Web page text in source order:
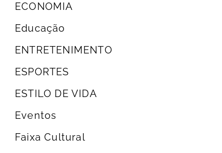
ECONOMIA
Educação
ENTRETENIMENTO
ESPORTES
ESTILO DE VIDA
Eventos
Faixa Cultural